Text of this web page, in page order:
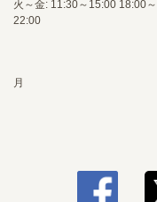
火～金: 11:30～15:00 18:00
22:00
月